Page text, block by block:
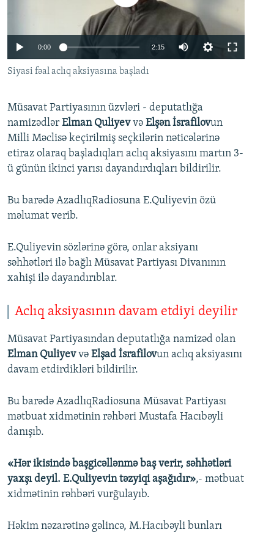
KARIKATURA
İSLAM VƏ DEMOKRATIYA
PEŞƏ ETIKASI VƏ JURNALISTIKA STANDARTLARIMIZ
AZADLIQRADIOSU MOBIL TELEFONUNUZDA
BIZIMLƏ ƏLAQƏ
XƏBƏR BÜLLETENLƏRIMIZ
BIZI IZLƏ
RFE/RL-in bütün saytları
Auto 270p 360p 404p
1080p
0:00 2:15
404p
Siyasi fəal aclıq aksiyasına başladı
Müsavat Partiyasının üzvləri - deputatlığa
namizədlər Elman Quliyevvə Elşən İsrafilovun
Milli Məclisə keçirilmiş seçkilərin nəticələrinə
etiraz olaraq başladıqları aclıq aksiyasını martın 3-
ü günün ikinci yarısı dayandırdıqları bildirilir.
Bu barədə AzadlıqRadiosuna E.Quliyevin özü
məlumat verib.
E.Quliyevin sözlərinə görə, onlar aksiyanı
səhhətləri ilə bağlı Müsavat Partiyası Divanının
xahişi ilə dayandırıblar.
Aclıq aksiyasının davam etdiyi deyilir
Müsavat Partiyasından deputatlığa namizəd olan
Elman Quliyevvə Elşad İsrafilovun aclıq aksiyasını
davam etdirdikləri bildirilir.
Bu barədə AzadlıqRadiosuna Müsavat Partiyası
mətbuat xidmətinin rəhbəri Mustafa Hacıbəyli
danışıb.
«Hər ikisində başgicəllənmə baş verir, səhhətləri
yaxşı deyil. E.Quliyevin təzyiqi aşağıdır»,- mətbuat
xidmətinin rəhbəri vurğulayıb.
Həkim nəzarətinə gəlincə, M.Hacıbəyli bunları